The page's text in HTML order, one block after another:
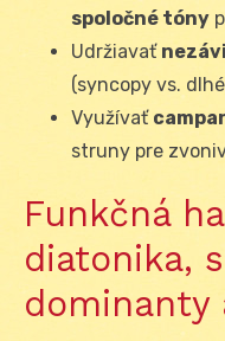
spoločné tóny
Udržiavať
(syncopy vs.
Využívať
struny pre
Funkčná
diatonika,
dominanty